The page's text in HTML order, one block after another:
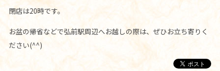
閉店は20時です。
お盆の帰省などで弘前駅周辺へお越しの際は、ぜひお立ち寄りく
ださい(^^)